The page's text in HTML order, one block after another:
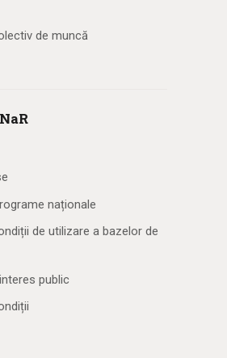
de muncă
naționale
de utilizare a bazelor de
public